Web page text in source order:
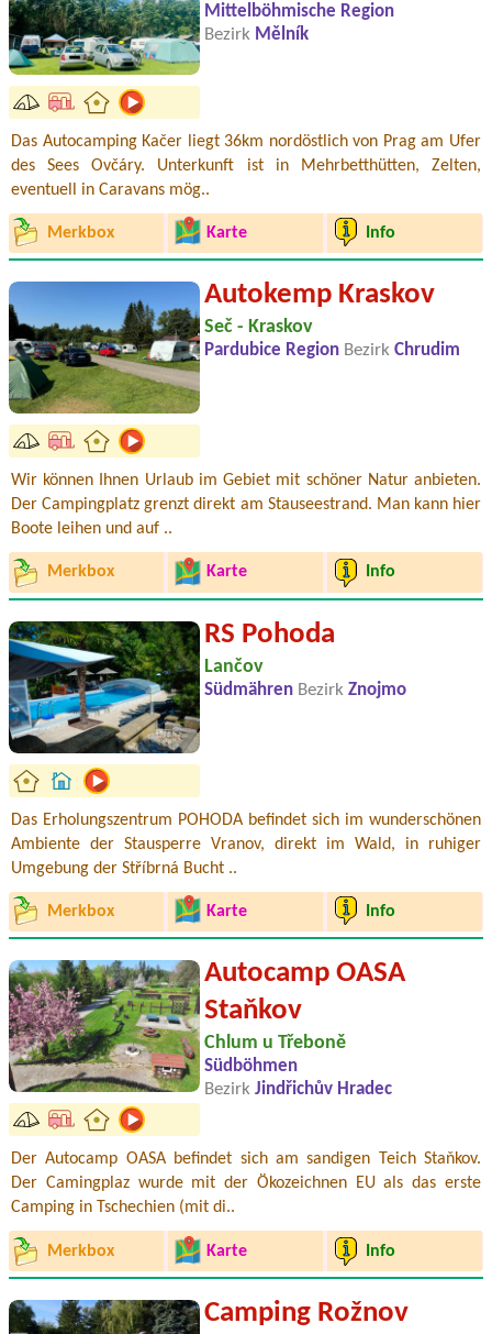
Mittelböhmische Region
Bezirk Mělník
Das Autocamping Kačer liegt 36km nordöstlich von Prag am Ufer
des Sees Ovčáry. Unterkunft ist in Mehrbetthütten, Zelten,
eventuell in Caravans mög..
Merkbox Karte Info
Autokemp Kraskov
Seč - Kraskov
Pardubice Region Bezirk Chrudim
Wir können Ihnen Urlaub im Gebiet mit schöner Natur anbieten.
Der Campingplatz grenzt direkt am Stauseestrand. Man kann hier
Boote leihen und auf ..
Merkbox Karte Info
RS Pohoda
Lančov
Südmähren Bezirk Znojmo
Das Erholungszentrum POHODA befindet sich im wunderschönen
Ambiente der Stausperre Vranov, direkt im Wald, in ruhiger
Umgebung der Stříbrná Bucht ..
Merkbox Karte Info
Autocamp OASA
Staňkov
Chlum u Třeboně
Südböhmen
Bezirk Jindřichův Hradec
Der Autocamp OASA befindet sich am sandigen Teich Staňkov.
Der Camingplaz wurde mit der Ökozeichnen EU als das erste
Camping in Tschechien (mit di..
Merkbox Karte Info
Camping Rožnov